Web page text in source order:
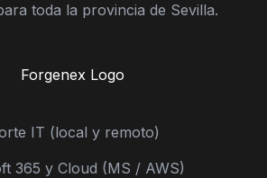
toda la provincia de Sevilla.
IT (local y remoto)
365 y Cloud (MS / AWS)